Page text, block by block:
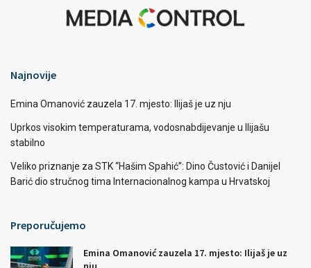
Najnovije
Emina Omanović zauzela 17. mjesto: Ilijaš je uz nju
Uprkos visokim temperaturama, vodosnabdijevanje u Ilijašu
stabilno
Veliko priznanje za STK “Hašim Spahić”: Dino Čustović i Danijel
Barić dio stručnog tima Internacionalnog kampa u Hrvatskoj
Preporučujemo
Emina Omanović zauzela 17. mjesto: Ilijaš je uz